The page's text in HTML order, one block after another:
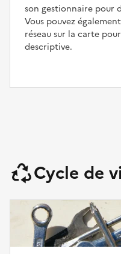
son gestionnaire pour
Vous pouvez
réseau sur la carte
descriptive.
Cycle de